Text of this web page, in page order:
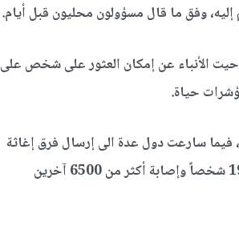
وفق ما قال مسؤولون محليون قبل أيام.
الأنباء عن إمكان العثور على شخص على
حياة.
فيما سارعت دول عدة الى إرسال فرق إغاثة
ومساعدات تقنية لمساعدته بعد الانفجار، الذي أسفر عن مقتل 191 شخصاً وإصابة أكثر من 6500 آخرين